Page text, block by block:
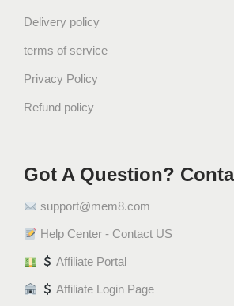
Delivery policy
terms of service
Privacy Policy
Refund policy
Got A Question?
support@mem8.com
Help Center - Contact US
Affiliate Portal
Affiliate Login Page